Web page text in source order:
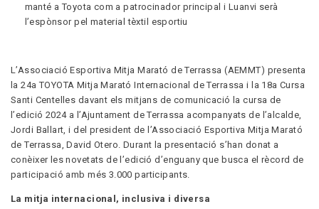
manté a Toyota com a patrocinador principal i Luanvi serà
l’espònsor pel material tèxtil esportiu
L’Associació Esportiva Mitja Marató de Terrassa (AEMMT) presenta
la 24a TOYOTA Mitja Marató Internacional de Terrassa i la 18a Cursa
Santi Centelles davant els mitjans de comunicació la cursa de
l’edició 2024 a l’Ajuntament de Terrassa acompanyats de l’alcalde,
Jordi Ballart, i del president de l’Associació Esportiva Mitja Marató
de Terrassa, David Otero. Durant la presentació s’han donat a
conèixer les novetats de l’edició d’enguany que busca el rècord de
participació amb més 3.000 participants.
La mitja internacional, inclusiva i diversa